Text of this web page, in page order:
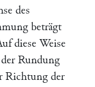
des
beträgt
diese Weise
Rundung
Richtung der